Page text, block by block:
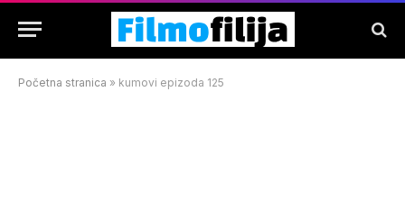
Početna stranica » kumovi epizoda 125